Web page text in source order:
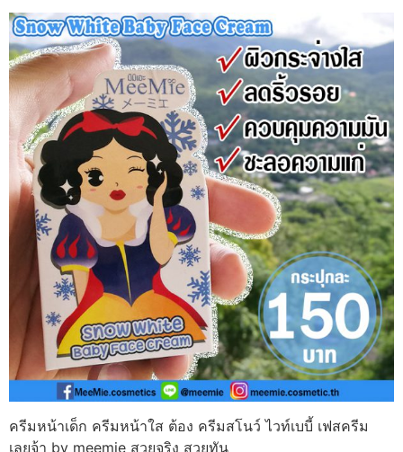
ครีมหน้าเด็ก ครีมหน้าใส ต้อง ครีมสโนว์ ไวท์เบบี้ เฟสครีม
เลยจ้า by meemie สวยจริง สวยทัน